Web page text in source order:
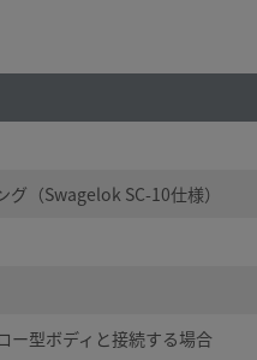
（Swagelok SC-10仕様）
ー型ボディと接続する場合